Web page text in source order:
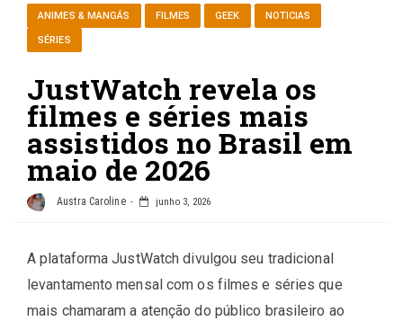
ANIMES & MANGÁS FILMES GEEK NOTICIAS
SÉRIES
JustWatch revela os
filmes e séries mais
assistidos no Brasil em
maio de 2026
Austra Caroline junho 3, 2026
A plataforma JustWatch divulgou seu tradicional
levantamento mensal com os filmes e séries que
mais chamaram a atenção do público brasileiro ao